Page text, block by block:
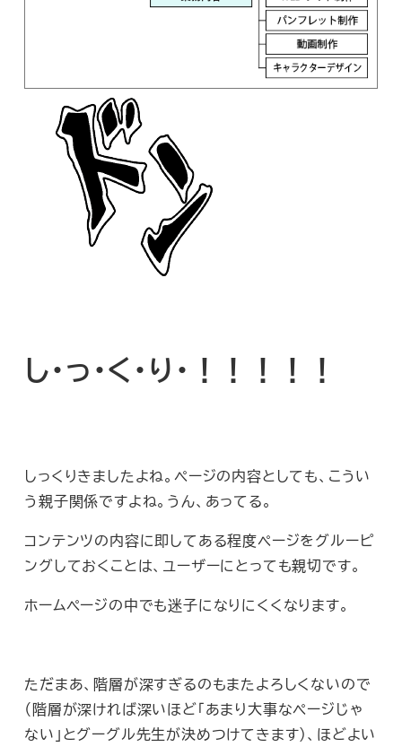
し・っ・く・り・！！！！！
しっくりきましたよね。ページの内容としても、こうい
う親子関係ですよね。うん、あってる。
コンテンツの内容に即してある程度ページをグルーピ
ングしておくことは、ユーザーにとっても親切です。
ホームページの中でも迷子になりにくくなります。
ただまあ、階層が深すぎるのもまたよろしくないので
（階層が深ければ深いほど「あまり大事なページじゃ
ない」とグーグル先生が決めつけてきます）、ほどよい